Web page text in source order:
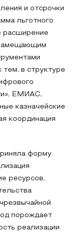
и отсрочки
льготного
расширение
тем, в структуре
ЕМИАС,
казначейские
координация
форму
ресурсов,
порождает
реализации